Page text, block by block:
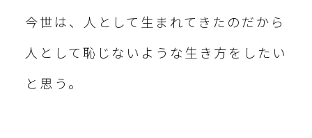
今世は、人として生まれてきたのだから
人として恥じないような生き方をしたい
と思う。